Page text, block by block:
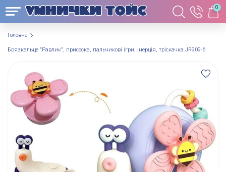
0
Головна
Брязкальце "Равлик", присоска, пальчикові ігри, інерція, тріскачка JR909-6